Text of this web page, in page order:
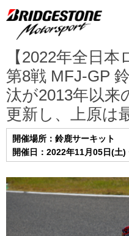
【2022年全日
第8戦 MFJ-GP
汰が2013年以来
更新し、上原は
開催場所：鈴鹿サーキット
開催日：2022年11月05日(土